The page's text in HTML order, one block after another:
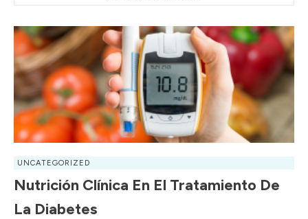
UNCATEGORIZED
Nutrición Clínica En El Tratamiento De
La Diabetes